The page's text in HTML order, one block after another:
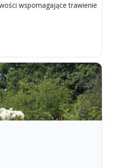
wspomagające trawienie